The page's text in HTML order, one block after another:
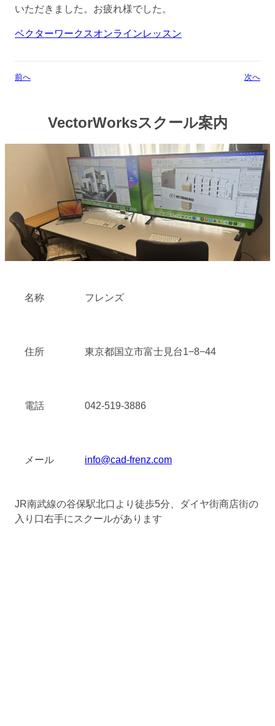
いただきました。お疲れ様でした。
ベクターワークスオンラインレッスン
前へ 次へ
VectorWorksスクール案内
名称 フレンズ
住所 東京都国立市富士見台1−8−44
電話 042-519-3886
メール info@cad-frenz.com
JR南武線の谷保駅北口より徒歩5分、ダイヤ街商店街の
入り口右手にスクールがあります